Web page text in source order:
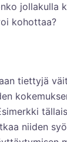
jollakulla
kohottaa?
tiettyjä
niiden